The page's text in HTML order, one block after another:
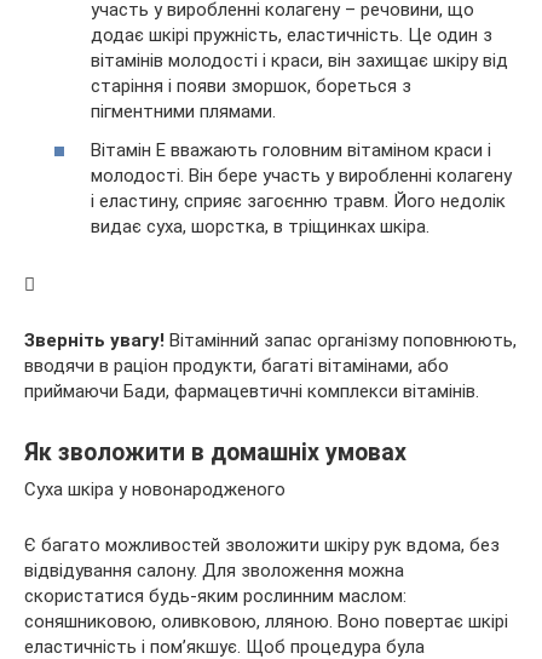
участь у виробленні колагену – речовини, що
додає шкірі пружність, еластичність. Це один з
вітамінів молодості і краси, він захищає шкіру від
старіння і появи зморшок, бореться з
пігментними плямами.
Вітамін E вважають головним вітаміном краси і
молодості. Він бере участь у виробленні колагену
і еластину, сприяє загоєнню травм. Його недолік
видає суха, шорстка, в тріщинках шкіра.
Зверніть увагу! Вітамінний запас організму поповнюють,
вводячи в раціон продукти, багаті вітамінами, або
приймаючи Бади, фармацевтичні комплекси вітамінів.
Як зволожити в домашніх умовах
Суха шкіра у новонародженого
Є багато можливостей зволожити шкіру рук вдома, без
відвідування салону. Для зволоження можна
скористатися будь-яким рослинним маслом:
соняшниковою, оливковою, лляною. Воно повертає шкірі
еластичність і пом’якшує. Щоб процедура була